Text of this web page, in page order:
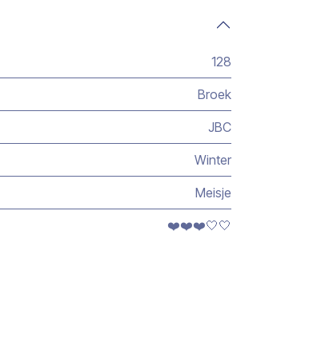
128
Broek
JBC
Winter
Meisje
❤️❤️❤️🤍🤍